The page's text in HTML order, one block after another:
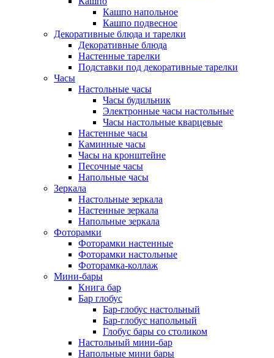
Кашпо напольное
Кашпо подвесное
Декоративные блюда и тарелки
Декоративные блюда
Настенные тарелки
Подставки под декоративные тарелки
Часы
Настольные часы
Часы будильник
Электронные часы настольные
Часы настольные кварцевые
Настенные часы
Каминные часы
Часы на кронштейне
Песочные часы
Напольные часы
Зеркала
Настольные зеркала
Настенные зеркала
Напольные зеркала
Фоторамки
Фоторамки настенные
Фоторамки настольные
Фоторамка-коллаж
Мини-бары
Книга бар
Бар глобус
Бар-глобус настольный
Бар-глобус напольный
Глобус бары со столиком
Настольный мини-бар
Напольные мини бары